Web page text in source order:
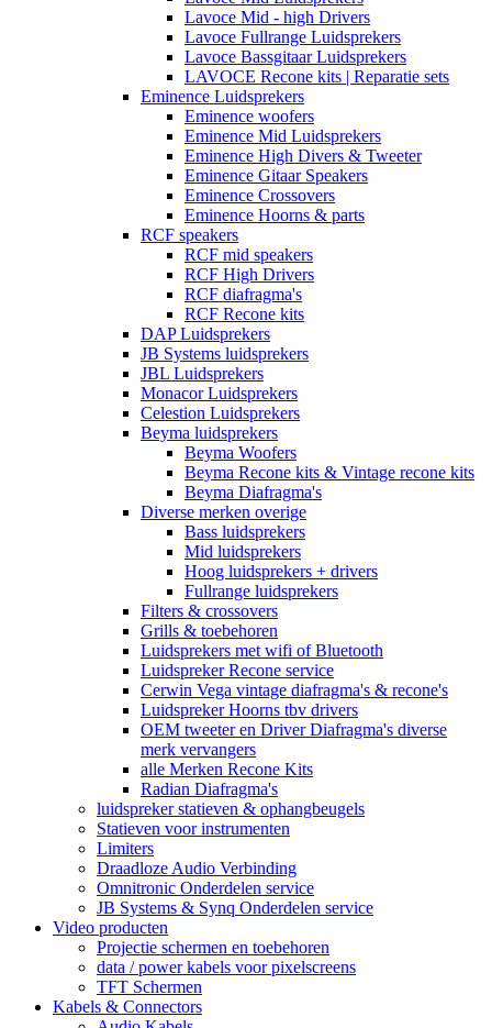
Lavoce Mid - high Drivers
Lavoce Fullrange Luidsprekers
Lavoce Bassgitaar Luidsprekers
LAVOCE Recone kits | Reparatie sets
Eminence Luidsprekers
Eminence woofers
Eminence Mid Luidsprekers
Eminence High Divers & Tweeter
Eminence Gitaar Speakers
Eminence Crossovers
Eminence Hoorns & parts
RCF speakers
RCF mid speakers
RCF High Drivers
RCF diafragma's
RCF Recone kits
DAP Luidsprekers
JB Systems luidsprekers
JBL Luidsprekers
Monacor Luidsprekers
Celestion Luidsprekers
Beyma luidsprekers
Beyma Woofers
Beyma Recone kits & Vintage recone kits
Beyma Diafragma's
Diverse merken overige
Bass luidsprekers
Mid luidsprekers
Hoog luidsprekers + drivers
Fullrange luidsprekers
Filters & crossovers
Grills & toebehoren
Luidsprekers met wifi of Bluetooth
Luidspreker Recone service
Cerwin Vega vintage diafragma's & recone's
Luidspreker Hoorns tbv drivers
OEM tweeter en Driver Diafragma's diverse
merk vervangers
alle Merken Recone Kits
Radian Diafragma's
luidspreker statieven & ophangbeugels
Statieven voor instrumenten
Limiters
Draadloze Audio Verbinding
Omnitronic Onderdelen service
JB Systems & Synq Onderdelen service
Video producten
Projectie schermen en toebehoren
data / power kabels voor pixelscreens
TFT Schermen
Kabels & Connectors